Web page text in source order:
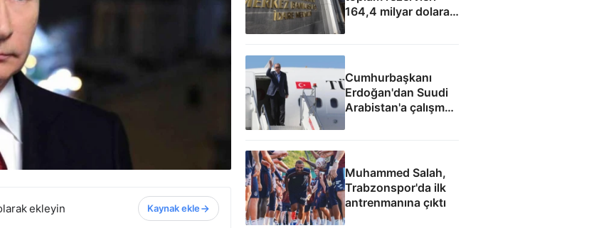
ekleyin Kaynak ekle
164,4 milyar dolara
yükseldi
Cumhurbaşkanı
Erdoğan'dan Suudi
Arabistan'a çalışma
Muhammed Salah,
Trabzonspor'da ilk
antrenmanına çıktı